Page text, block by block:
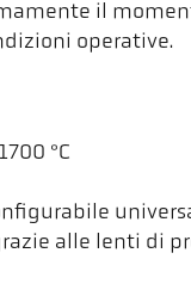
il
operative.
°C
alle lenti di